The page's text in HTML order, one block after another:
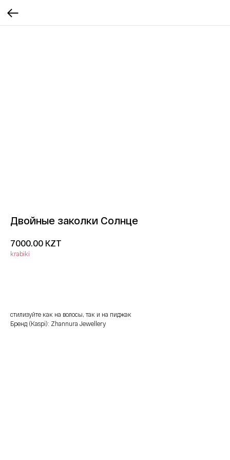
Двойные заколки Солнце
7000.00 KZT
krabiki
стилизуйте как на волосы, так и на пиджак
Бренд (Kaspi): Zhannura Jewellery